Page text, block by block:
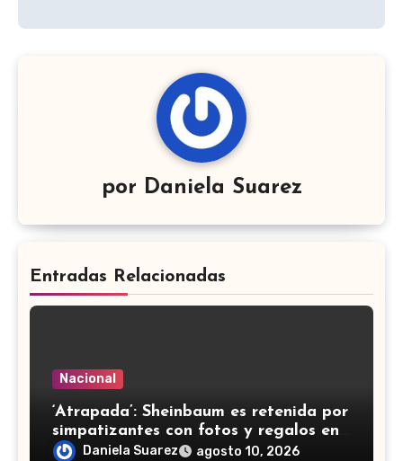
por Daniela Suarez
Entradas Relacionadas
Nacional
‘Atrapada’: Sheinbaum es retenida por
simpatizantes con fotos y regalos en
el Izta-Popo (VIDEO)
Daniela Suarez agosto 10, 2026